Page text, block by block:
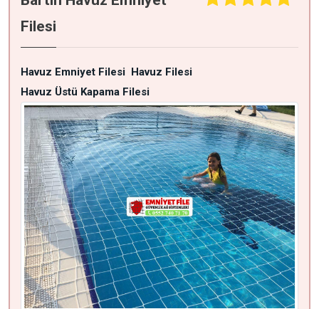
Filesi
Havuz Emniyet Filesi Havuz Filesi
Havuz Üstü Kapama Filesi